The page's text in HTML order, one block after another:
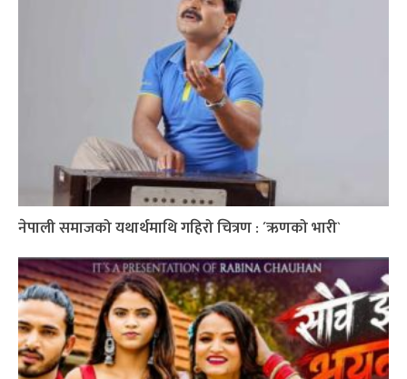
नेपाली समाजको यथार्थमाथि गहिरो चित्रण : ´ऋणको भारी`